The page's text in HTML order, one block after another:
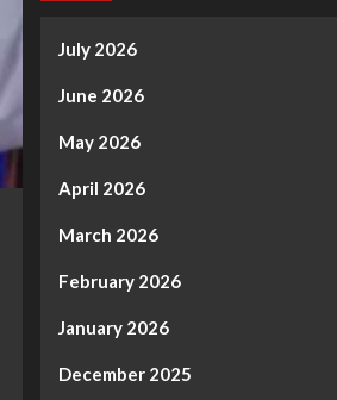
July 2026
June 2026
May 2026
April 2026
March 2026
February 2026
January 2026
December 2025